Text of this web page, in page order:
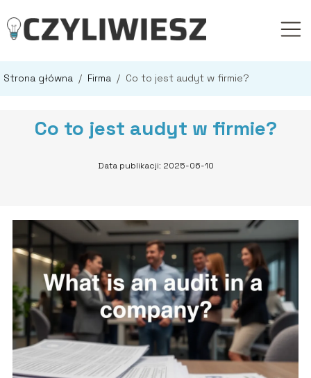
Strona główna / Firma / Co to jest audyt w firmie?
Co to jest audyt w firmie?
Data publikacji: 2025-06-10